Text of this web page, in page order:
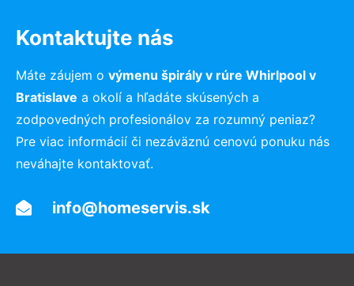
Kontaktujte nás
Máte záujem o výmenu špirály v rúre Whirlpool v
Bratislave a okolí a hľadáte skúsených a
zodpovedných profesionálov za rozumný peniaz?
Pre viac informácií či nezáväznú cenovú ponuku nás
neváhajte kontaktovať.
info@homeservis.sk